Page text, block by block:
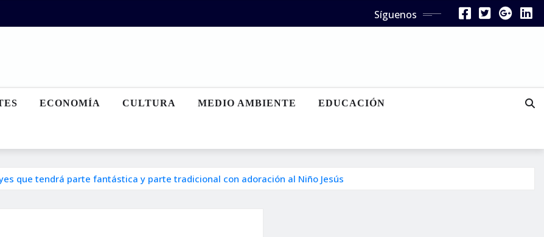
Síguenos
ECONOMÍA CULTURA MEDIO AMBIENTE EDUCACIÓN
que tendrá parte fantástica y parte tradicional con adoración al Niño Jesús